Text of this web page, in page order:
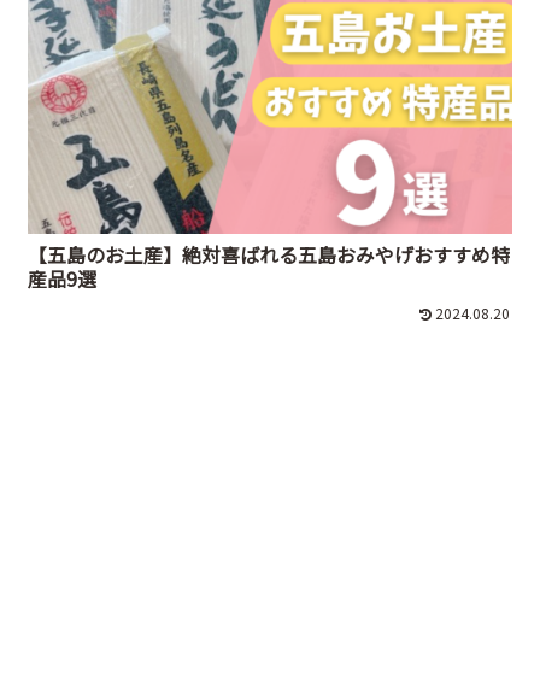
【五島のお土産】絶対喜ばれる五島おみやげおすすめ特
産品9選
2024.08.20